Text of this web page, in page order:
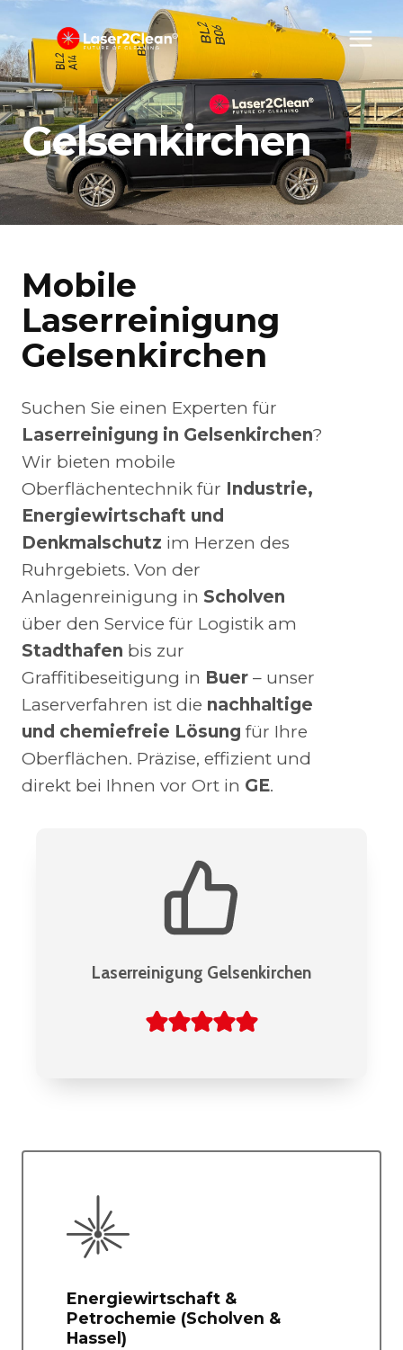
Inhalt
springen
Gelsenkirchen
Mobile
Laserreinigung
Gelsenkirchen
Suchen Sie einen Experten für
Laserreinigung in Gelsenkirchen?
Wir bieten mobile
Oberflächentechnik für Industrie,
Energiewirtschaft und
Denkmalschutz im Herzen des
Ruhrgebiets. Von der
Anlagenreinigung in Scholven
über den Service für Logistik am
Stadthafen bis zur
Graffitibeseitigung in Buer – unser
Laserverfahren ist die nachhaltige
und chemiefreie Lösung für Ihre
Oberflächen. Präzise, effizient und
direkt bei Ihnen vor Ort in GE.
Laserreinigung Gelsenkirchen
Energiewirtschaft &
Petrochemie (Scholven &
Hassel)